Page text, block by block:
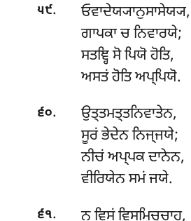
੫੯.
ਓਵਾਦੇਯ੍ਯਾਨੁਸਾਸੇਯ੍ਯ,
ਗਾਪਕਾ ਚ ਨਿਵਾਰਯੇ;
ਸਤਞ੍ਹਿ ਸੋ ਪਿਯੋ ਹੋਤਿ,
ਅਸਤਂ ਹੋਤਿ ਅਪ੍ਪਿਯੋ.
੬੦.
ਉਤ੍ਤਮਤ੍ਤਨਿਵਾਤੇਨ,
ਸੂਰਂ ਭੇਦੇਨ ਨਿਜ੍ਜਯੇ;
ਨੀਚਂ ਅਪ੍ਪਕ ਦਾਨੇਨ,
ਵੀਰਿਯੇਨ ਸਮਂ ਜਯੇ.
੬੧.
ਨ ਵਿਸਂ ਵਿਸਮਿਚ੍ਚਾਹੁ,